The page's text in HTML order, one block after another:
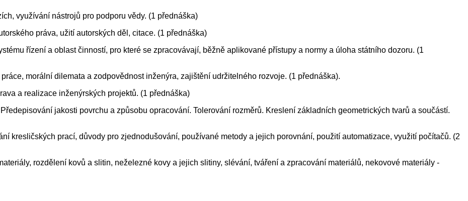
využívání nástrojů pro podporu vědy. (1 přednáška)
práva, užití autorských děl, citace. (1 přednáška)
řízení a oblast činností, pro které se zpracovávají, běžně aplikované přístupy a normy a úloha státního dozoru. (1
morální dilemata a zodpovědnost inženýra, zajištění udržitelného rozvoje. (1 přednáška).
a realizace inženýrských projektů. (1 přednáška)
jakosti povrchu a způsobu opracování. Tolerování rozměrů. Kreslení základních geometrických tvarů a součástí.
kresličských prací, důvody pro zjednodušování, používané metody a jejich porovnání, použití automatizace, využití počítačů. (2
rozdělení kovů a slitin, neželezné kovy a jejich slitiny, slévání, tváření a zpracování materiálů, nekovové materiály -